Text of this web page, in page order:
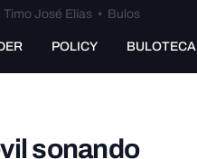
Timo José Elías • Bulos
POLICY BULOTECA
sonando